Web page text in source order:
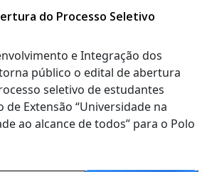
do Processo Seletivo
e Integração dos
torna público o edital de abertura
seletivo de estudantes
Extensão “Universidade na
ao alcance de todos” para o Polo